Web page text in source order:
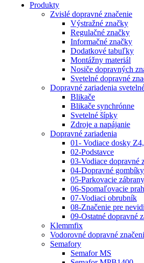
Produkty
Zvislé dopravné značenie
Výstražné značky
Regulačné značky
Informačné značky
Dodatkové tabuľky
Montážny materiál
Nosiče dopravných
Svetelné dopravné
Dopravné zariadenia
Blikače
Blikače synchrónne
Svetelné šípky
Zdroje a napájanie
Dopravné zariadenia
01- Vodiace dosky
02-Podstavce
03-Vodiace dopravné
04-Dopravné gombíky
05-Parkovacie
06-Spomaľovacie
07-Vodiaci obrubník
08-Značenie pre
09-Ostatné dopravné
Klemmfix
Vodorovné dopravné
Semafory
Semafor MS